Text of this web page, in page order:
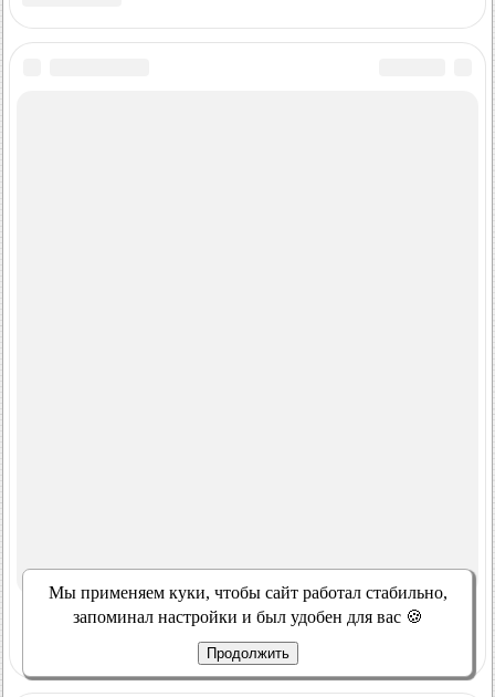
Мы применяем куки, чтобы сайт работал стабильно,
запоминал настройки и был удобен для вас 🍪
Продолжить